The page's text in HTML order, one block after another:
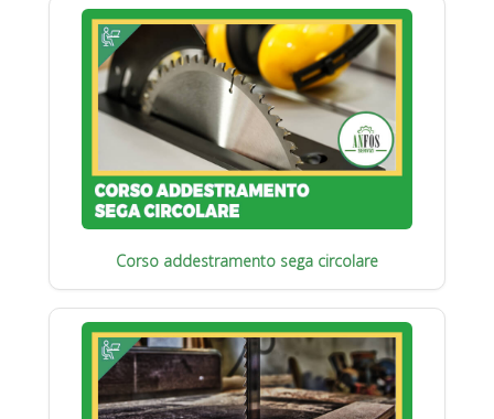
Corso addestramento sega circolare